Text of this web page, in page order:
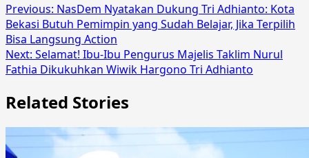
Previous: NasDem Nyatakan Dukung Tri Adhianto: Kota
Bekasi Butuh Pemimpin yang Sudah Belajar, Jika Terpilih
Bisa Langsung Action
Next: Selamat! Ibu-Ibu Pengurus Majelis Taklim Nurul
Fathia Dikukuhkan Wiwik Hargono Tri Adhianto
Related Stories